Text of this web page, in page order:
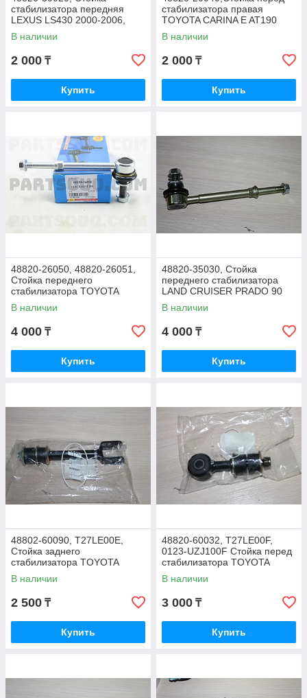
стабилизатора передняя
LEXUS LS430 2000-2006,
CELSIOR UCF30, MTP
GROUP
В наличии
2 000 ₸
Купить
стабилизатора правая
TOYOTA CARINA E AT190
ST191 CALDINA IPSUM, RBI
(T2710FL) THAILAND
В наличии
2 000 ₸
Купить
48820-26050, 48820-26051,
Стойка переднего
стабилизатора TOYOTA
HIACE TRH223 KDH200
2005-2013, RBI THAILAND
В наличии
4 000 ₸
Купить
48820-35030, Стойка
переднего стабилизатора
LAND CRUISER PRADO 90
VZJ95 1996-2002, HILUX
SURF 185
В наличии
4 000 ₸
Купить
48802-60090, T27LE00E,
Стойка заднего
стабилизатора TOYOTA
LAND CRUISER 100, LX470,
RBI THAILAND
В наличии
2 500 ₸
Купить
48820-60032, T27LE00F,
0123-UZJ100F Стойка перед
стабилизатора TOYOTA
LAND CRUISER UZJ100,
LX470, THAILAND
В наличии
3 000 ₸
Купить